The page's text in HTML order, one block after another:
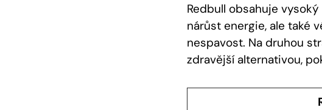
Redbull obsahuje
nárůst energie, ale také
nespavost. Na druhou
zdravější alternativou,